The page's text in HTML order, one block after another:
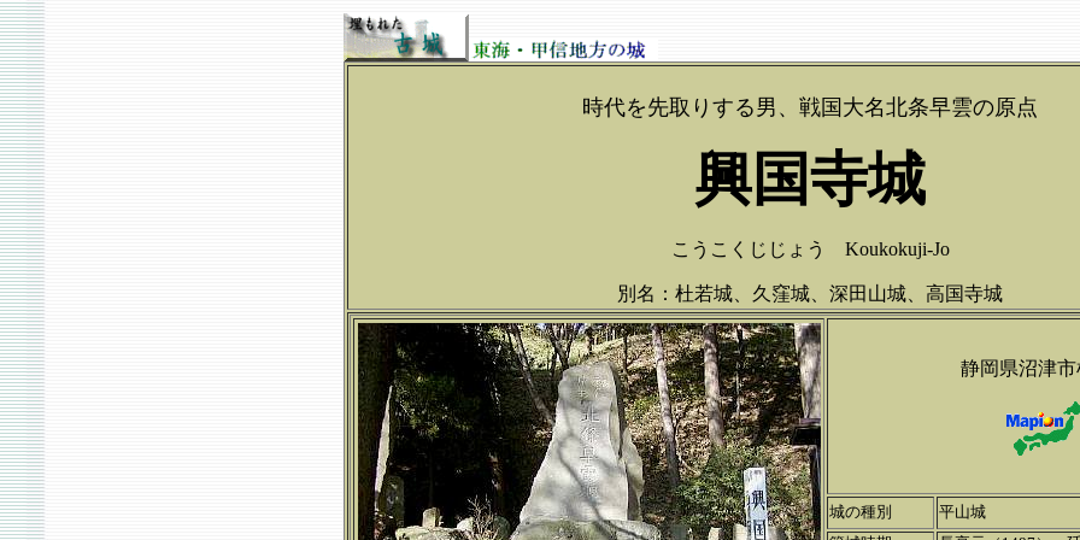
時代を先取りする男、戦国大名北条早雲の原点
興国寺城
こうこくじじょう Koukokuji-Jo
別名：杜若城、久窪城、深田山城、高国寺城
静岡県沼津
城の種別
平山城